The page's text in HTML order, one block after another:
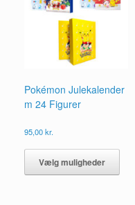
Pokémon Julekalender
m 24 Figurer
95,00kr.
Vælg muligheder
Dette
har